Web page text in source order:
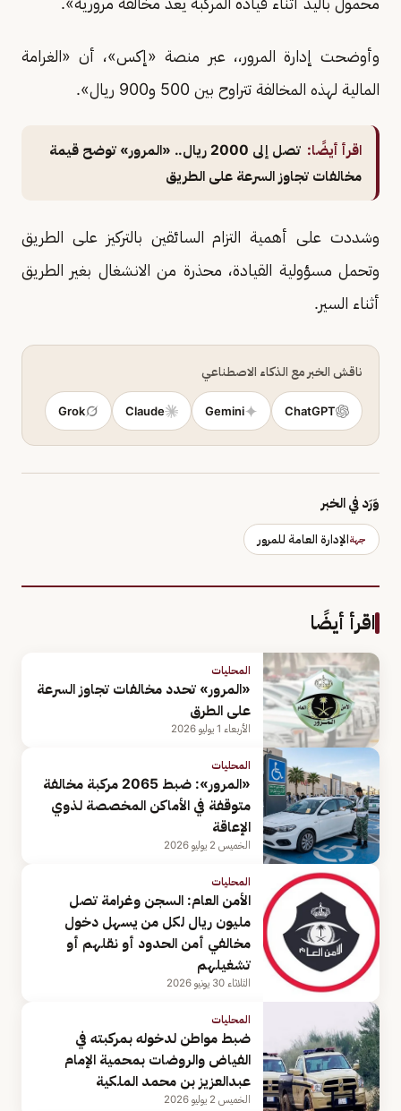
وأوضحت إدارة المرور،، عبر منصة «إكس»، أن «الغرامة
المالية لهذه المخالفة تتراوح بين 500 و900 ريال».
اقرأ أيضًا:
تصل إلى 2000 ريال.. «المرور» توضح قيمة
مخالفات تجاوز السرعة على الطريق
وشددت على أهمية التزام السائقين بالتركيز على الطريق
وتحمل مسؤولية القيادة، محذرة من الانشغال بغير الطريق
أثناء السير.
ناقش الخبر مع الذكاء الاصطناعي
ChatGPT
Gemini
Claude
Grok
وَرَد في الخبر
جهةالإدارة العامة للمرور
اقرأ أيضًا
المحليات
«المرور» تحدد مخالفات تجاوز السرعة
على الطرق
الأربعاء 1 يوليو 2026
المحليات
«المرور»: ضبط 2065 مركبة مخالفة
متوقفة في الأماكن المخصصة لذوي
الإعاقة
الخميس 2 يوليو 2026
المحليات
الأمن العام: السجن وغرامة تصل
مليون ريال لكل من يسهل دخول
مخالفي أمن الحدود أو نقلهم أو
تشغيلهم
الثلاثاء 30 يونيو 2026
المحليات
ضبط مواطن لدخوله بمركبته في
الفياض والروضات بمحمية الإمام
عبدالعزيز بن محمد الملكية
الخميس 2 يوليو 2026